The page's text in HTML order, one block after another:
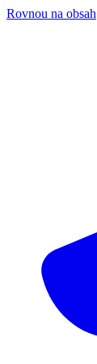
Rovnou na obsah